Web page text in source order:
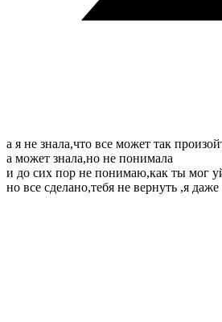
а я не знала,что все может так
а может знала,но не понимала
и до сих пор не понимаю,как ты мог
но все сделано,тебя не вернуть ,я